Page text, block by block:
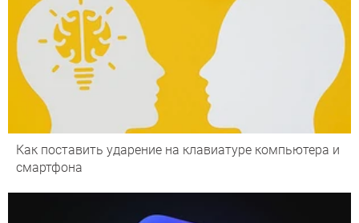
Как поставить ударение на клавиатуре компьютера и
смартфона